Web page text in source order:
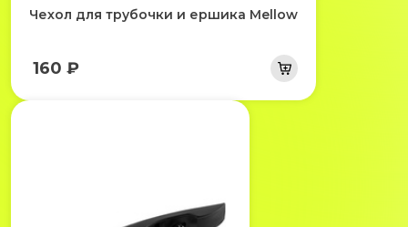
Чехол для трубочки и ершика Mellow
160 ₽